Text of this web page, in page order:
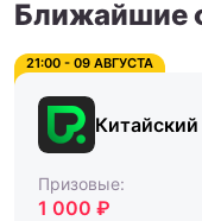
Ближайшие
21:00 - 09 АВГУСТА
Призовые:
1 000 ₽